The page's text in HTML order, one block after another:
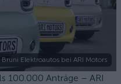
Elektroautos bei ARI Motors
100.000 Anträge – ARI